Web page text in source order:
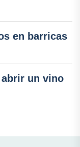
en barricas
un vino